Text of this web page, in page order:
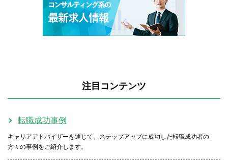
注目コンテンツ
転職成功事例
キャリアアドバイザーを通じて、ステップアップに成功した転職成功者の
方々の事例をご紹介します。